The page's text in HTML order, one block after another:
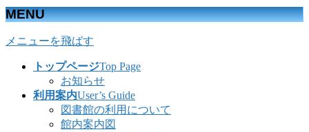
MENU
メニューを飛ばす
トップページTop Page
お知らせ
利用案内User’s Guide
図書館の利用について
館内案内図